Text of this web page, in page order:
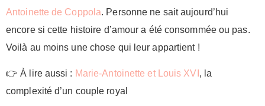
Antoinette de Coppola. Personne ne sait aujourd’hui
encore si cette histoire d’amour a été consommée ou pas.
Voilà au moins une chose qui leur appartient !
👉 À lire aussi : Marie-Antoinette et Louis XVI , la
complexité d’un couple royal